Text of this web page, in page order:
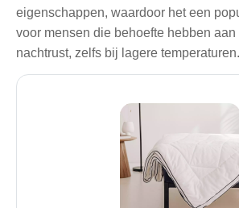
eigenschappen, waardoor het een
voor mensen die behoefte hebben
nachtrust, zelfs bij lagere temperaturen.